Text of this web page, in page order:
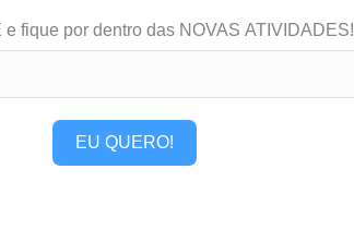
e fique por dentro das NOVAS ATIVIDADES!
EU QUERO!